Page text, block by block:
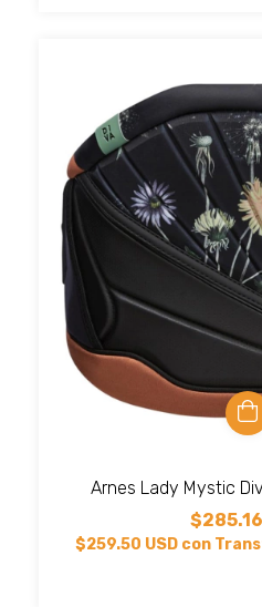
Arnes Lady Mystic
$259.50 USD con